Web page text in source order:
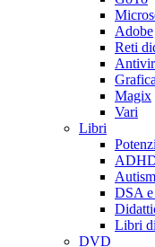
Adobe
Reti
Magix
Vari
Libri
DSA
Libri
DVD